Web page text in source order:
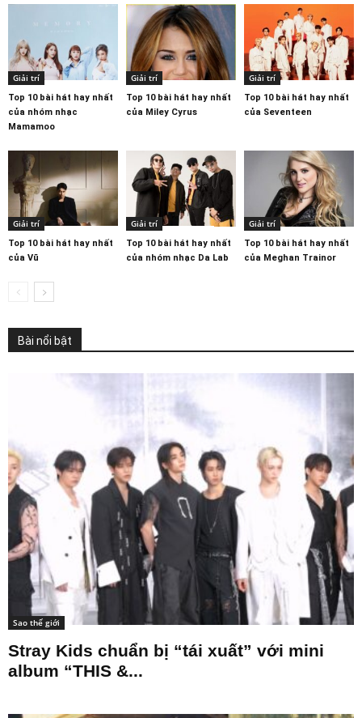
Giải trí
Top 10 bài hát hay nhất
của nhóm nhạc
Mamamoo
Giải trí
Top 10 bài hát hay nhất
của Miley Cyrus
Giải trí
Top 10 bài hát hay nhất
của Seventeen
Giải trí
Top 10 bài hát hay nhất
của Vũ
Giải trí
Top 10 bài hát hay nhất
của nhóm nhạc Da Lab
Giải trí
Top 10 bài hát hay nhất
của Meghan Trainor
Bài nổi bật
Sao thế giới
Stray Kids chuẩn bị “tái xuất” với mini
album “THIS &...